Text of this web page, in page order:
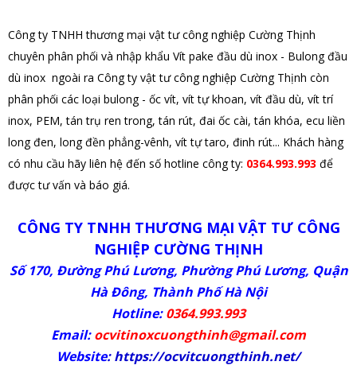
Công ty TNHH thương mại vật tư công nghiệp Cường Thịnh
chuyên phân phối và nhập khẩu Vít pake đầu dù inox - Bulong đầu
dù inox ngoài ra Công ty vật tư công nghiệp Cường Thịnh còn
phân phối các loại bulong - ốc vít, vít tự khoan, vít đầu dù, vít trí
inox, PEM, tán trụ ren trong, tán rút, đai ốc cài, tán khóa, ecu liền
long đen, long đền phẳng-vênh, vít tự taro, đinh rút... Khách hàng
có nhu cầu hãy liên hệ đến số hotline công ty: 0364.993.993 để
được tư vấn và báo giá.
CÔNG TY TNHH THƯƠNG MẠI VẬT TƯ CÔNG
NGHIỆP CƯỜNG THỊNH
Số 170, Đường Phú Lương, Phường Phú Lương, Quận
Hà Đông, Thành Phố Hà Nội
Hotline:0364.993.993
Email:ocvitinoxcuongthinh@gmail.com
Website:https://ocvitcuongthinh.net/